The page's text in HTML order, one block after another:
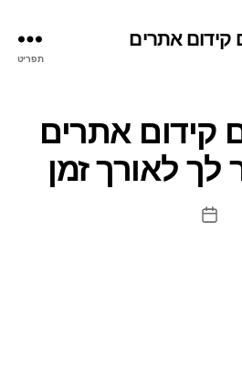
קידום אתרים
תפריט
קידום אתרים
לך לאורך זמן
תאריך